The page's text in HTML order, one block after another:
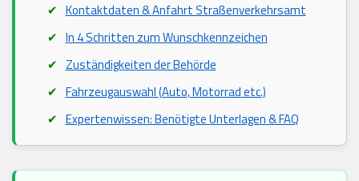
Kontaktdaten & Anfahrt Straßenverkehrsamt
In 4 Schritten zum Wunschkennzeichen
Zuständigkeiten der Behörde
Fahrzeugauswahl (Auto, Motorrad etc.)
Expertenwissen: Benötigte Unterlagen & FAQ